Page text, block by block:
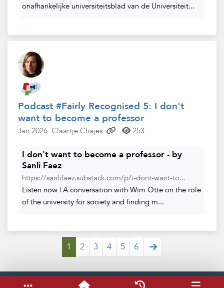
onafhankelijke universiteitsblad van de Universiteit...
Podcast #Fairly Recognised 5: I don't
want to become a professor
Jan 2026 Claartje Chajes 253
I don't want to become a professor - by
Sanli Faez
https://sanlifaez.substack.com/p/i-dont-want-to...
Listen now | A conversation with Wim Otte on the role
of the university for society and finding m...
1 2 3 4 5 6